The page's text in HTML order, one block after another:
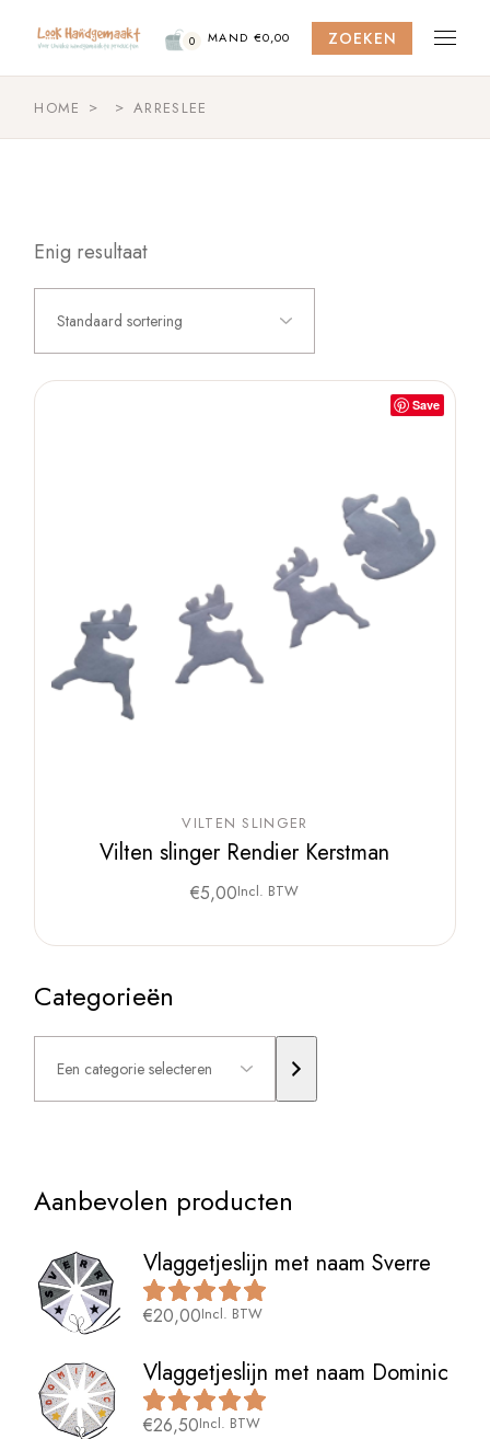
content
0 MAND €0,00 ZOEKEN
HOME ARRESLEE
Enig resultaat
Standaard sortering
Save
VILTEN SLINGER
Vilten slinger Rendier Kerstman
€5,00Incl. BTW
Categorieën
Een
categorie
selecteren
Aanbevolen producten
Vlaggetjeslijn met naam Sverre
€20,00Incl. BTW
Vlaggetjeslijn met naam Dominic
€26,50Incl. BTW